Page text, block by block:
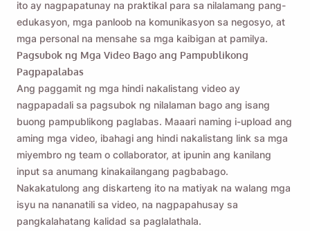
ito ay nagpapatunay na praktikal para sa nilalamang pang-
edukasyon, mga panloob na komunikasyon sa negosyo, at
mga personal na mensahe sa mga kaibigan at pamilya.
Pagsubok ng Mga Video Bago ang Pampublikong
Pagpapalabas
Ang paggamit ng mga hindi nakalistang video ay
nagpapadali sa pagsubok ng nilalaman bago ang isang
buong pampublikong paglabas. Maaari naming i-upload ang
aming mga video, ibahagi ang hindi nakalistang link sa mga
miyembro ng team o collaborator, at ipunin ang kanilang
input sa anumang kinakailangang pagbabago.
Nakakatulong ang diskarteng ito na matiyak na walang mga
isyu na nananatili sa video, na nagpapahusay sa
pangkalahatang kalidad sa paglalathala.